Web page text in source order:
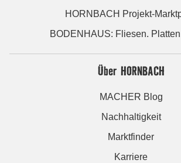
HORNBACH Projekt-
BODENHAUS: Fliesen.
Über HORNBACH
MACHER Blog
Nachhaltigkeit
Marktfinder
Karriere